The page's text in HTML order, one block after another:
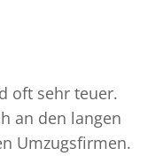
oft sehr teuer.
an den langen
Umzugsfirmen.